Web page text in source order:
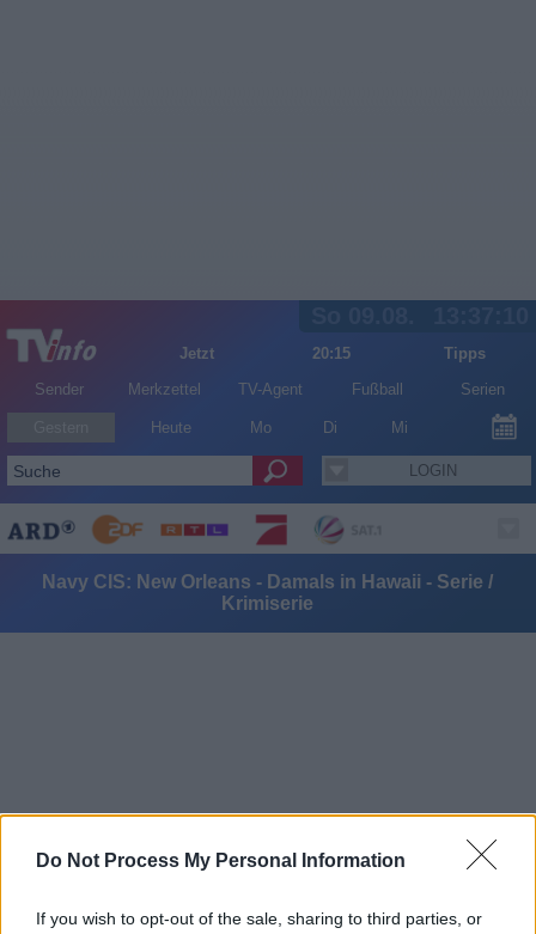
Do Not Process My Personal Information
If you wish to opt-out of the sale, sharing to third parties, or
Jetzt 20:15
Tipps
Sender
Merkzettel TV-Agent Fußball Serien
Heute Mo Di Mi
LOGIN
Alle Sender
Navy CIS: New Orleans - Damals in Hawaii - Serie /
Krimiserie